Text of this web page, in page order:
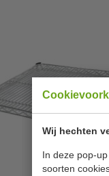
Wij hechten
In deze pop-
soorten